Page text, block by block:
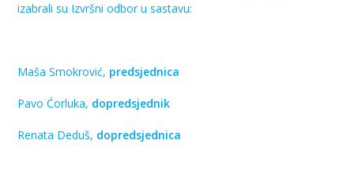
izabrali su Izvršni odbor u sastavu:
Maša Smokrović, predsjednica
Pavo Ćorluka, dopredsjednik
Renata Deduš, dopredsjednica